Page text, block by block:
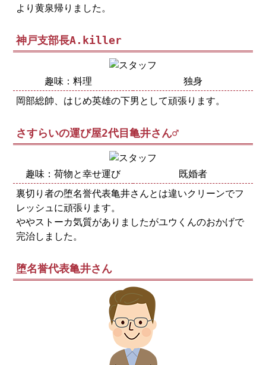
より黄泉帰りました。
神戸支部長A.killer
趣味：料理
独身
岡部総帥、はじめ英雄の下男として頑張ります。
さすらいの運び屋2代目亀井さん♂
趣味：荷物と幸せ運び
既婚者
裏切り者の堕名誉代表亀井さんとは違いクリーンでフ
レッシュに頑張ります。
ややストーカ気質がありましたがユウくんのおかげで
完治しました。
堕名誉代表亀井さん